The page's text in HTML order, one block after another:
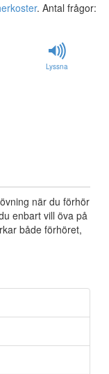
. Antal frågor:
Lyssna
när du förhör
enbart vill öva på
både förhöret,